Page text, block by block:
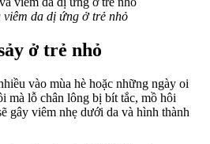
viêm da dị ứng ở trẻ nhỏ
ở trẻ nhỏ
vào mùa hè hoặc những ngày oi
mà lỗ chân lông bị bít tắc, mồ hôi
gây viêm nhẹ dưới da và hình thành